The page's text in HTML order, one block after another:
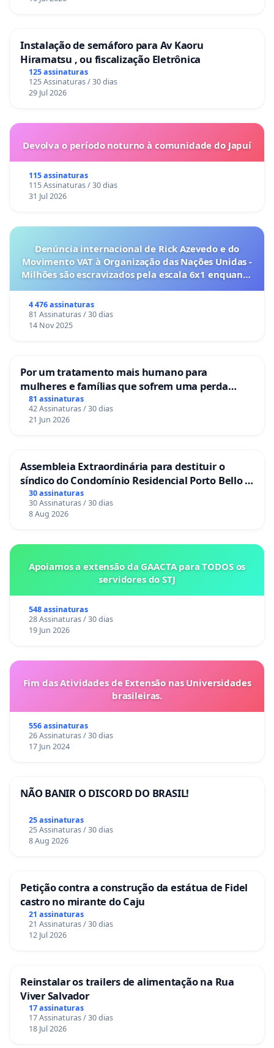
Instalação de semáforo para Av Kaoru
Hiramatsu , ou fiscalização Eletrônica
125 assinaturas
125 Assinaturas / 30 dias
29 Jul 2026
Devolva o período noturno à comunidade do Japuí
115 assinaturas
115 Assinaturas / 30 dias
31 Jul 2026
Denúncia internacional de Rick Azevedo e do
Movimento VAT à Organização das Nações Unidas -
Milhões são escravizados pela escala 6x1 enquanto
4 476 assinaturas
81 Assinaturas / 30 dias
14 Nov 2025
Por um tratamento mais humano para
mulheres e famílias que sofrem uma perda
gestacional nos hospitais portugueses
81 assinaturas
42 Assinaturas / 30 dias
21 Jun 2026
Assembleia Extraordinária para destituir o
síndico do Condomínio Residencial Porto Bello -
La Casa
30 assinaturas
30 Assinaturas / 30 dias
8 Aug 2026
Apoiamos a extensão da GAACTA para TODOS os
servidores do STJ
548 assinaturas
28 Assinaturas / 30 dias
19 Jun 2026
Fim das Atividades de Extensão nas Universidades
brasileiras.
556 assinaturas
26 Assinaturas / 30 dias
17 Jun 2024
NÃO BANIR O DISCORD DO BRASIL!
25 assinaturas
25 Assinaturas / 30 dias
8 Aug 2026
Petição contra a construção da estátua de Fidel
castro no mirante do Caju
21 assinaturas
21 Assinaturas / 30 dias
12 Jul 2026
Reinstalar os trailers de alimentação na Rua
Viver Salvador
17 assinaturas
17 Assinaturas / 30 dias
18 Jul 2026